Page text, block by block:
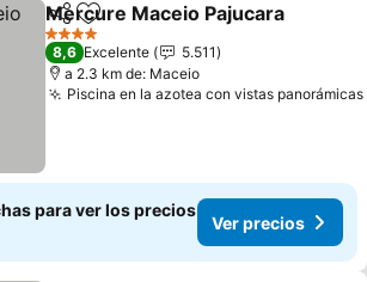
CompartirAñadir a favoritos
Mercure Maceio Pajucara
4 Estrellas
8,6 Excelente
5.511
a 2.3 km de: Maceio
Piscina en la azotea con vistas panorámicas
para ver los precios
Ver precios